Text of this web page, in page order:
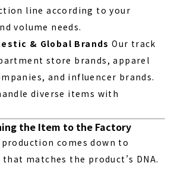
line according to your
volume needs.
& Global Brands Our track
store brands, apparel
and influencer brands.
diverse items with
the Item to the Factory
comes down to
matches the product’s DNA.